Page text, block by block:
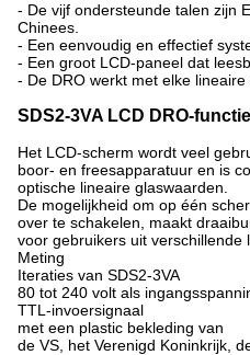
- De vijf ondersteunde talen zijn
Chinees.
- Een eenvoudig en effectief
- Een groot LCD-paneel dat
- De DRO werkt met elke lineaire
SDS2-3VA LCD DRO-
Het LCD-scherm wordt veel
boor- en freesapparatuur en is
optische lineaire glaswaarden.
De mogelijkheid om op één
over te schakelen, maakt
voor gebruikers uit verschillende
Meting
Iteraties van SDS2-3VA
80 tot 240 volt als
TTL-invoersignaal
met een plastic bekleding van
de VS, het Verenigd Koninkrijk,